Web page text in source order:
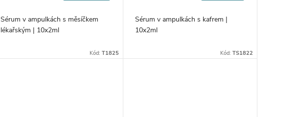
Sérum v ampulkách s měsíčkem
lékařským | 10x2ml
Kód: T1825
Sérum v ampulkách s kafrem |
10x2ml
Kód: TS1822